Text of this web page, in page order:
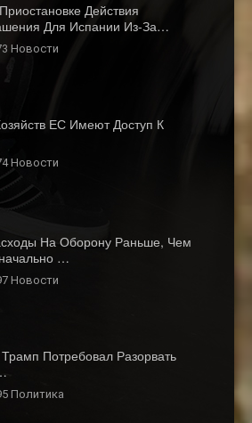
Действия
Для Испании Из-За…
Новости
ЕС Имеют Доступ К
Новости
На Оборону Раньше, Чем
…
Новости
Потребовал Разорвать
Политика